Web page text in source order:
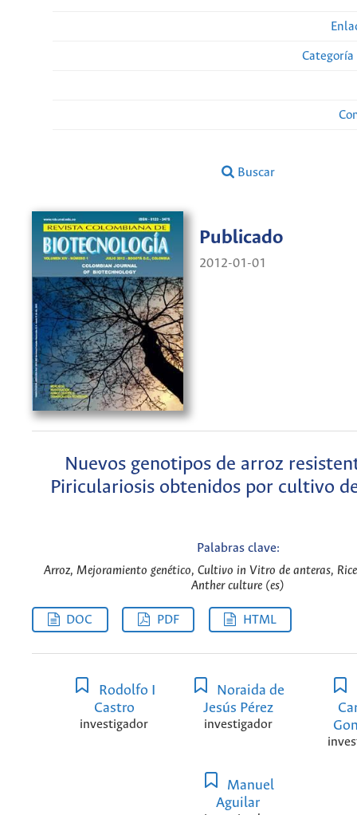
Buscar
Publicado
2012-01-01
Nuevos genotipos de arroz
Piriculariosis obtenidos por cultivo
Palabras clave:
Arroz, Mejoramiento genético, Cultivo in Vitro de anteras,
Anther culture (es)
DOC PDF HTML
Rodolfo I
Castro
investigador
Noraida de
Jesús Pérez
investigador
Manuel
Aguilar